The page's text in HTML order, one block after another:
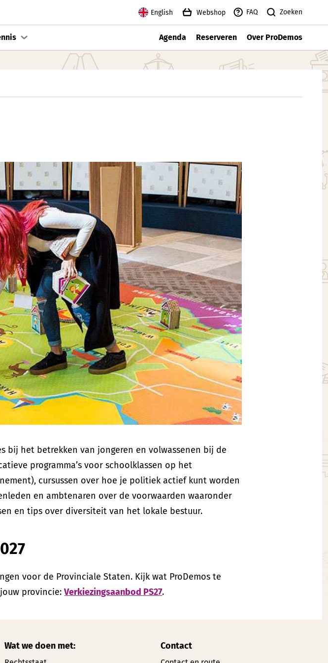
English Webshop FAQ Zoeken
Agenda Reserveren Over ProDemos
bij het betrekken van jongeren en volwassenen bij de
programma’s voor schoolklassen op het
cursussen over hoe je politiek actief kunt worden
en ambtenaren over de voorwaarden waaronder
en tips over diversiteit van het lokale bestuur.
voor de Provinciale Staten. Kijk wat ProDemos te
provincie:Verkiezingsaanbod PS27.
Wat we doen met: Contact